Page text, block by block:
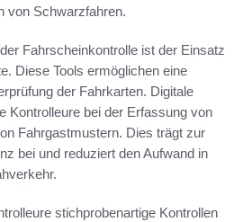
von Schwarzfahren.
Fahrscheinkontrolle ist der Einsatz
Diese Tools ermöglichen eine
der Fahrkarten. Digitale
Kontrolleure bei der Erfassung von
Fahrgastmustern. Dies trägt zur
bei und reduziert den Aufwand in
stichprobenartige Kontrollen